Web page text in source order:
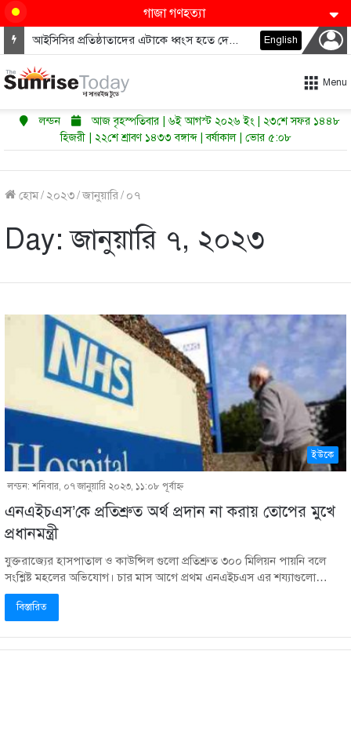
গাজা গণহত্যা
আইসিসির প্রতিষ্ঠাতাদের এটাকে ধ্বংস হতে দেওয়া উচিত নয় English
Menu
লন্ডন
আজ বৃহস্পতিবার | ৬ই আগস্ট ২০২৬ ইং | ২৩শে সফর ১৪৪৮
হিজরী | ২২শে শ্রাবণ ১৪৩৩ বঙ্গাব্দ | বর্ষাকাল | ভোর ৫:০৮
হোম/ ২০২৩/জানুয়ারি/ ০৭
Day:জানুয়ারি ৭, ২০২৩
ইউকে
লন্ডন: শনিবার, ০৭ জানুয়ারি ২০২৩, ১১:০৮ পূর্বাহ্ণ
এনএইচএস’কে প্রতিশ্রুত অর্থ প্রদান না করায় তোপের মুখে
প্রধানমন্ত্রী
যুক্তরাজ্যের হাসপাতাল ও কাউন্সিল গুলো প্রতিশ্রুত ৩০০ মিলিয়ন পায়নি বলে
সংশ্লিষ্ট মহলের অভিযোগ। চার মাস আগে প্রথম এনএইচএস এর শয্যাগুলো…
বিস্তারিত